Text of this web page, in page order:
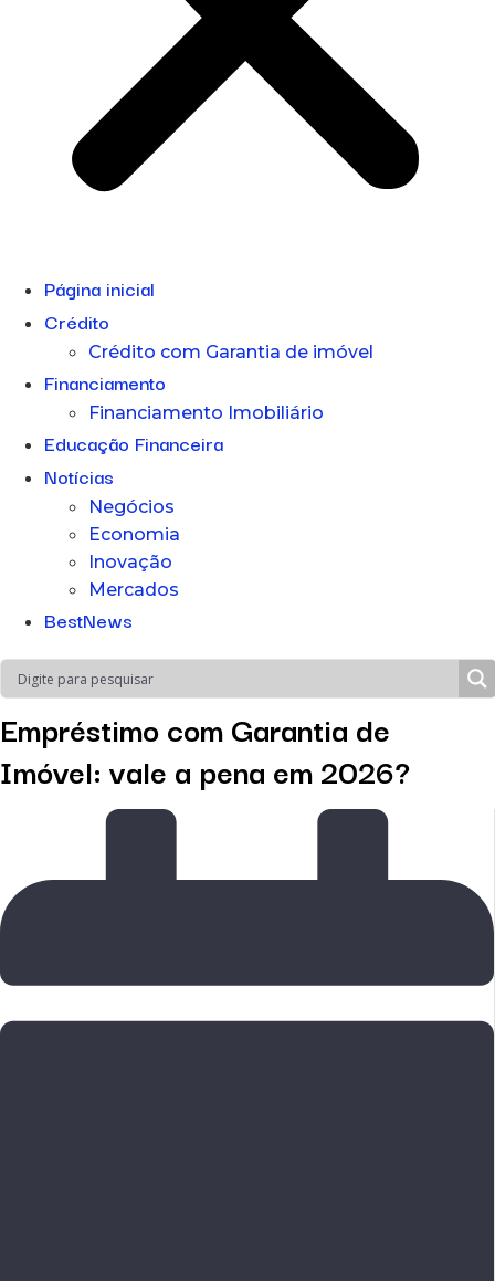
Página inicial
Crédito
Crédito com Garantia de imóvel
Financiamento
Financiamento Imobiliário
Educação Financeira
Notícias
Negócios
Economia
Inovação
Mercados
BestNews
Empréstimo com Garantia de
Imóvel: vale a pena em 2026?